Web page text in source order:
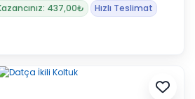
437,00₺ Hızlı Teslimat